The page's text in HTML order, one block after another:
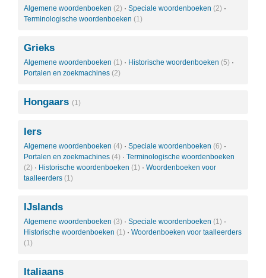
Algemene woordenboeken (2) · Speciale woordenboeken (2) ·
Terminologische woordenboeken (1)
Grieks
Algemene woordenboeken (1) · Historische woordenboeken (5) ·
Portalen en zoekmachines (2)
Hongaars (1)
Iers
Algemene woordenboeken (4) · Speciale woordenboeken (6) ·
Portalen en zoekmachines (4) · Terminologische woordenboeken
(2) · Historische woordenboeken (1) · Woordenboeken voor
taalleerders (1)
IJslands
Algemene woordenboeken (3) · Speciale woordenboeken (1) ·
Historische woordenboeken (1) · Woordenboeken voor taalleerders
(1)
Italiaans